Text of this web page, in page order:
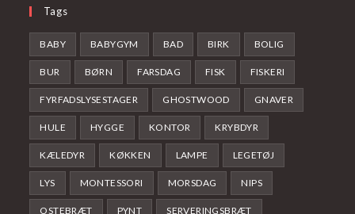
Tags
BABY BABYGYM BAD BIRK BOLIG
BUR BØRN FARSDAG FISK FISKERI
FYRFADSLYSESTAGER GHOSTWOOD GNAVER
HULE HYGGE KONTOR KRYBDYR
KÆLEDYR KØKKEN LAMPE LEGETØJ
LYS MONTESSORI MORSDAG NIPS
OSTEBRÆT PYNT SERVERINGSBRÆT